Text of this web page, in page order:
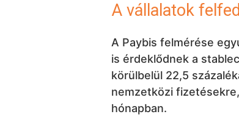
A vállalatok
A Paybis felmérése
is érdeklődnek a
körülbelül 22,5
nemzetközi
hónapban.